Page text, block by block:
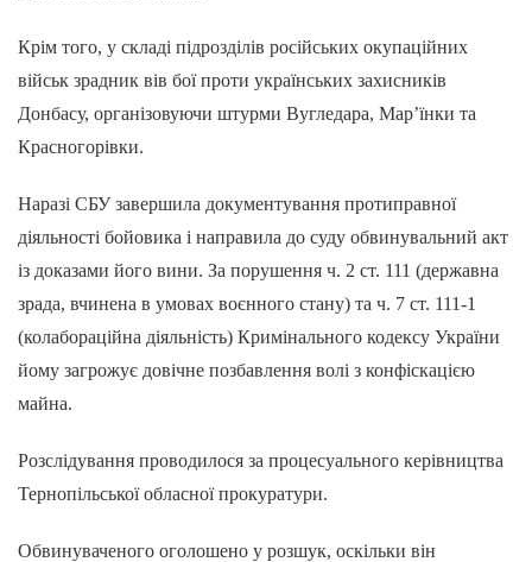
Крім того, у складі підрозділів російських окупаційних
військ зрадник вів бої проти українських захисників
Донбасу, організовуючи штурми Вугледара, Мар’їнки та
Красногорівки.
Наразі СБУ завершила документування протиправної
діяльності бойовика і направила до суду обвинувальний акт
із доказами його вини. За порушення ч. 2 ст. 111 (державна
зрада, вчинена в умовах воєнного стану) та ч. 7 ст. 111-1
(колабораційна діяльність) Кримінального кодексу України
йому загрожує довічне позбавлення волі з конфіскацією
майна.
Розслідування проводилося за процесуального керівництва
Тернопільської обласної прокуратури.
Обвинуваченого оголошено у розшук, оскільки він